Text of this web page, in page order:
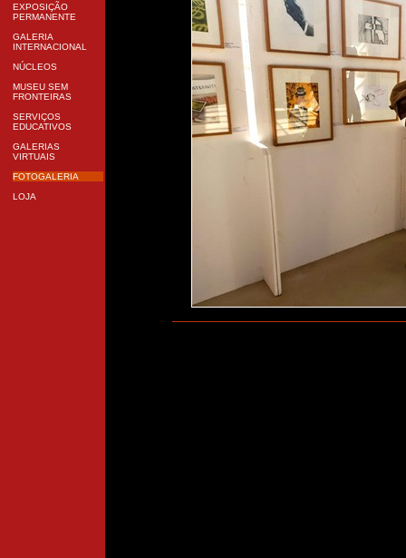
EXPOSIÇÃO
PERMANENTE
GALERIA
INTERNACIONAL
NÚCLEOS
MUSEU SEM
FRONTEIRAS
SERVIÇOS
EDUCATIVOS
GALERIAS
VIRTUAIS
FOTOGALERIA
LOJA